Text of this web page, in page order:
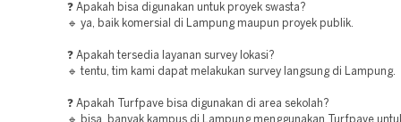
❓ Apakah bisa digunakan untuk proyek swasta?
🔹 ya, baik komersial di Lampung maupun proyek publik.
❓ Apakah tersedia layanan survey lokasi?
🔹 tentu, tim kami dapat melakukan survey langsung di Lampung.
❓ Apakah Turfpave bisa digunakan di area sekolah?
🔹 bisa, banyak kampus di Lampung menggunakan Turfpave